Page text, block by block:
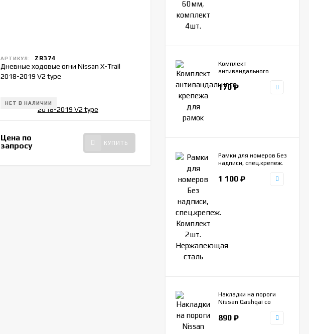
АРТИКУЛ: ZR374
Дневные ходовые огни Nissan X-Trail
2018-2019 V2 type
НЕТ В НАЛИЧИИ
Цена по
запросу
КУПИТЬ
Упоры капота газовые Nissan X-Trail
2015-н.в. AEngineering 2шт.
Комплект
антивандального
170₽
Рамки для номеров Без
надписи, спец.крепеж.
Нержавеющая сталь
1 100 ₽
Накладки на пороги
Nissan Qashqai со
ступенчатая, 4шт.
890 ₽